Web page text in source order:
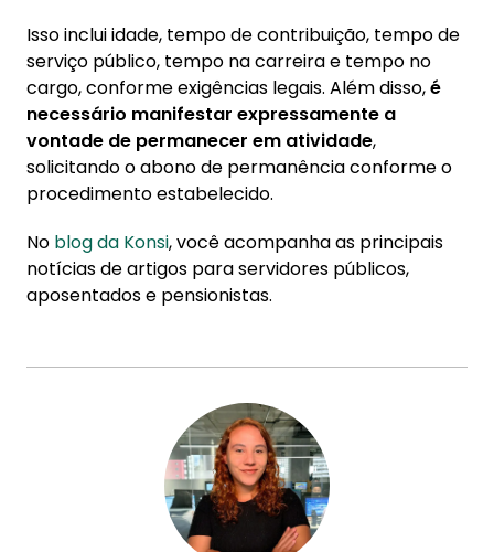
Isso inclui idade, tempo de contribuição, tempo de
serviço público, tempo na carreira e tempo no
cargo, conforme exigências legais. Além disso,é
necessário manifestar expressamente a
vontade de permanecer em atividade,
solicitando o abono de permanência conforme o
procedimento estabelecido.
No blog da Konsi, você acompanha as principais
notícias de artigos para servidores públicos,
aposentados e pensionistas.